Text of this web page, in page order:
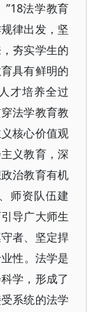
法学教育
律出发，坚
夯实学生的
具有鲜明的
才培养全过
法学教育教
核心价值观
义教育，深
治教育有机
师资队伍建
导广大师生
者、坚定捍
性。法学是
学，形成了
系统的法学